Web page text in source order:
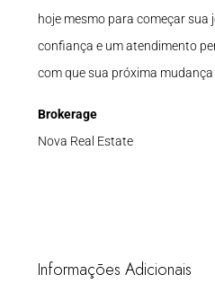
hoje mesmo para começar
confiança e um atendimento
com que sua próxima
Brokerage
Nova Real Estate
Informações Adicionais